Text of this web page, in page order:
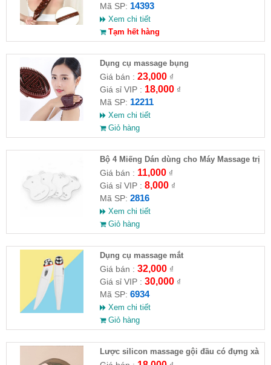
Mã SP: 14393
Xem chi tiết
Tạm hết hàng
Dụng cụ massage bụng
Giá bán : 23,000₫
Giá sỉ VIP : 18,000₫
Mã SP: 12211
Xem chi tiết
Giỏ hàng
Bộ 4 Miếng Dán dùng cho Máy Massage trị
liệu
Giá bán : 11,000₫
Giá sỉ VIP : 8,000₫
Mã SP: 2816
Xem chi tiết
Giỏ hàng
Dụng cụ massage mắt
Giá bán : 32,000₫
Giá sỉ VIP : 30,000₫
Mã SP: 6934
Xem chi tiết
Giỏ hàng
Lược silicon massage gội đầu có đựng xà